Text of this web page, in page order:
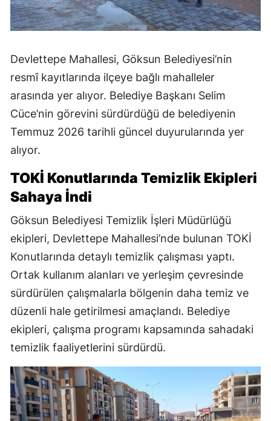
Devlettepe Mahallesi, Göksun Belediyesi’nin
resmî kayıtlarında ilçeye bağlı mahalleler
arasında yer alıyor. Belediye Başkanı Selim
Cüce’nin görevini sürdürdüğü de belediyenin
Temmuz 2026 tarihli güncel duyurularında yer
alıyor.
TOKİ Konutlarında Temizlik Ekipleri
Sahaya İndi
Göksun Belediyesi Temizlik İşleri Müdürlüğü
ekipleri, Devlettepe Mahallesi’nde bulunan TOKİ
Konutlarında detaylı temizlik çalışması yaptı.
Ortak kullanım alanları ve yerleşim çevresinde
sürdürülen çalışmalarla bölgenin daha temiz ve
düzenli hale getirilmesi amaçlandı. Belediye
ekipleri, çalışma programı kapsamında sahadaki
temizlik faaliyetlerini sürdürdü.